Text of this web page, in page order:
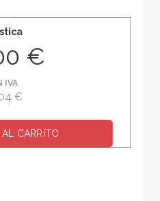
€
IVA
€
CARRITO